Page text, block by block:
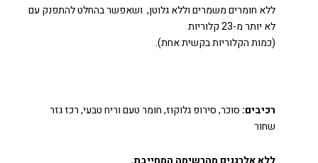
ללא חומרים משמרים וללא גלוטן, ושאפשר בהחלט להתפנק עם
לא יותר מ-23 קלוריות
(כמות הקלוריות בקשית אחת).
רכיבים:סוכר, סירופ גלוקוז, חומר טעם וריח טבעי, רכז גזר
שחור